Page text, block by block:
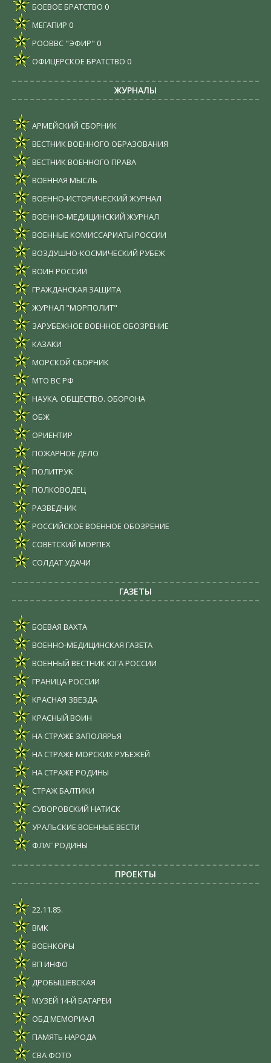
БОЕВОЕ БРАТСТВО 0
МЕГАПИР 0
РООВВС "ЭФИР" 0
ОФИЦЕРСКОЕ БРАТСТВО 0
ЖУРНАЛЫ
АРМЕЙСКИЙ СБОРНИК
ВЕСТНИК ВОЕННОГО ОБРАЗОВАНИЯ
ВЕСТНИК ВОЕННОГО ПРАВА
ВОЕННАЯ МЫСЛЬ
ВОЕННО-ИСТОРИЧЕСКИЙ ЖУРНАЛ
ВОЕННО-МЕДИЦИНСКИЙ ЖУРНАЛ
ВОЕННЫЕ КОМИССАРИАТЫ РОССИИ
ВОЗДУШНО-КОСМИЧЕСКИЙ РУБЕЖ
ВОИН РОССИИ
ГРАЖДАНСКАЯ ЗАЩИТА
ЖУРНАЛ "МОРПОЛИТ"
ЗАРУБЕЖНОЕ ВОЕННОЕ ОБОЗРЕНИЕ
КАЗАКИ
МОРСКОЙ СБОРНИК
МТО ВС РФ
НАУКА. ОБЩЕСТВО. ОБОРОНА
ОБЖ
ОРИЕНТИР
ПОЖАРНОЕ ДЕЛО
ПОЛИТРУК
ПОЛКОВОДЕЦ
РАЗВЕДЧИК
РОССИЙСКОЕ ВОЕННОЕ ОБОЗРЕНИЕ
СОВЕТСКИЙ МОРПЕХ
СОЛДАТ УДАЧИ
ГАЗЕТЫ
БОЕВАЯ ВАХТА
ВОЕННО-МЕДИЦИНСКАЯ ГАЗЕТА
ВОЕННЫЙ ВЕСТНИК ЮГА РОССИИ
ГРАНИЦА РОССИИ
КРАСНАЯ ЗВЕЗДА
КРАСНЫЙ ВОИН
НА СТРАЖЕ ЗАПОЛЯРЬЯ
НА СТРАЖЕ МОРСКИХ РУБЕЖЕЙ
НА СТРАЖЕ РОДИНЫ
СТРАЖ БАЛТИКИ
СУВОРОВСКИЙ НАТИСК
УРАЛЬСКИЕ ВОЕННЫЕ ВЕСТИ
ФЛАГ РОДИНЫ
ПРОЕКТЫ
22.11.85.
ВМК
ВОЕНКОРЫ
ВП ИНФО
ДРОБЫШЕВСКАЯ
МУЗЕЙ 14-Й БАТАРЕИ
ОБД МЕМОРИАЛ
ПАМЯТЬ НАРОДА
СВА ФОТО